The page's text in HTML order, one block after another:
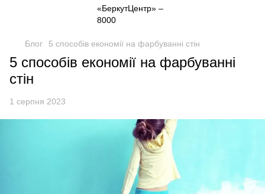
Блог 5 способів економії на фарбуванні стін
5 способів економії на фарбуванні
стін
1 серпня 2023